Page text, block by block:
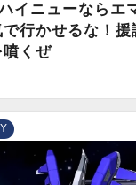
イニューならエ
行かせるな！援
噴くぜ